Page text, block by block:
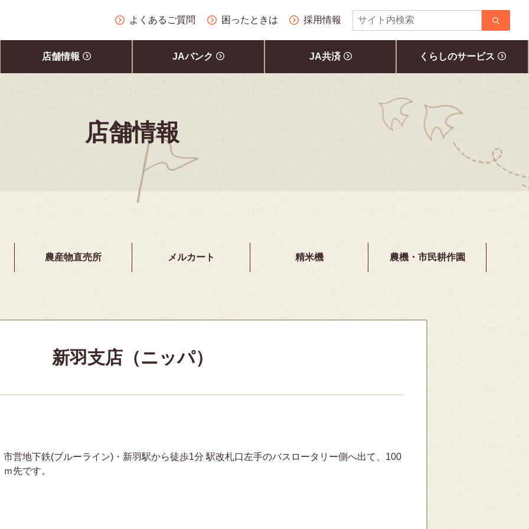
よくあるご質問 困ったときは 採用情報
サ
イ
検
店舗情報 JAバンク JA共済 くらしのサービス
店舗情報
農産物直売所 メルカート 精米機 農機・市民耕作園
新羽支店（ニッパ）
市営地下鉄(ブルーライン)・新羽駅から徒歩1分 駅改札口左手のバスロータリー側へ出て、100
ｍ先です。